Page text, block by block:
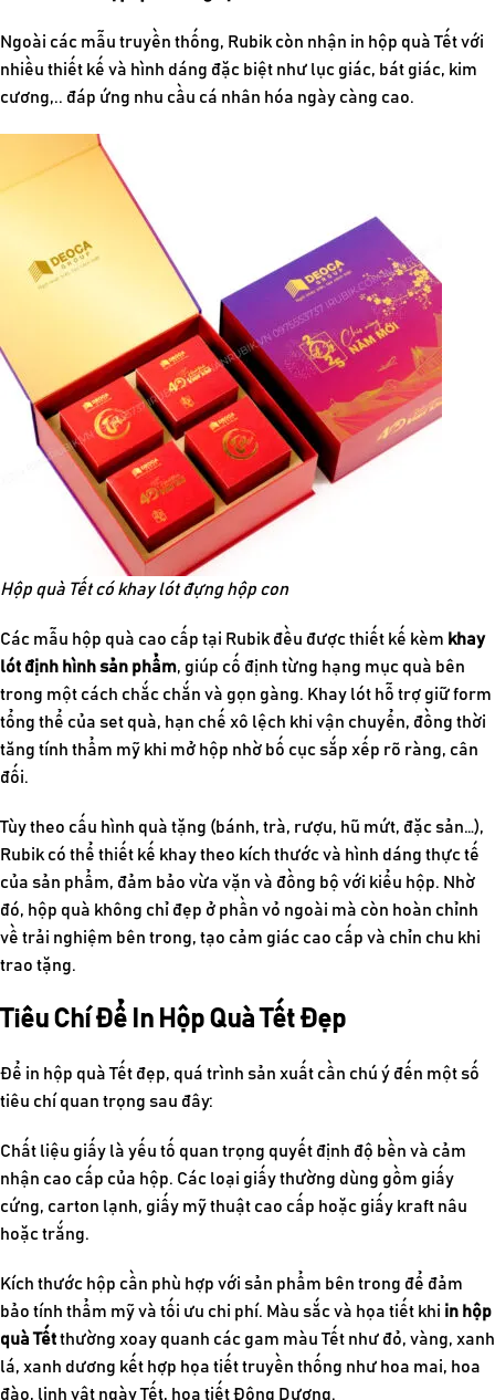
Ngoài các mẫu truyền thống, Rubik còn nhận in hộp quà Tết với
nhiều thiết kế và hình dáng đặc biệt như lục giác, bát giác, kim
cương,.. đáp ứng nhu cầu cá nhân hóa ngày càng cao.
Hộp quà Tết có khay lót đựng hộp con
Các mẫu hộp quà cao cấp tại Rubik đều được thiết kế kèm khay
lót định hình sản phẩm, giúp cố định từng hạng mục quà bên
trong một cách chắc chắn và gọn gàng. Khay lót hỗ trợ giữ form
tổng thể của set quà, hạn chế xô lệch khi vận chuyển, đồng thời
tăng tính thẩm mỹ khi mở hộp nhờ bố cục sắp xếp rõ ràng, cân
đối.
Tùy theo cấu hình quà tặng (bánh, trà, rượu, hũ mứt, đặc sản…),
Rubik có thể thiết kế khay theo kích thước và hình dáng thực tế
của sản phẩm, đảm bảo vừa vặn và đồng bộ với kiểu hộp. Nhờ
đó, hộp quà không chỉ đẹp ở phần vỏ ngoài mà còn hoàn chỉnh
về trải nghiệm bên trong, tạo cảm giác cao cấp và chỉn chu khi
trao tặng.
Tiêu Chí Để In Hộp Quà Tết Đẹp
Để in hộp quà Tết đẹp, quá trình sản xuất cần chú ý đến một số
tiêu chí quan trọng sau đây:
Chất liệu giấy là yếu tố quan trọng quyết định độ bền và cảm
nhận cao cấp của hộp. Các loại giấy thường dùng gồm giấy
cứng, carton lạnh, giấy mỹ thuật cao cấp hoặc giấy kraft nâu
hoặc trắng.
Kích thước hộp cần phù hợp với sản phẩm bên trong để đảm
bảo tính thẩm mỹ và tối ưu chi phí. Màu sắc và họa tiết khi in hộp
quà Tếtthường xoay quanh các gam màu Tết như đỏ, vàng, xanh
lá, xanh dương kết hợp họa tiết truyền thống như hoa mai, hoa
đào, linh vật ngày Tết, họa tiết Đông Dương.